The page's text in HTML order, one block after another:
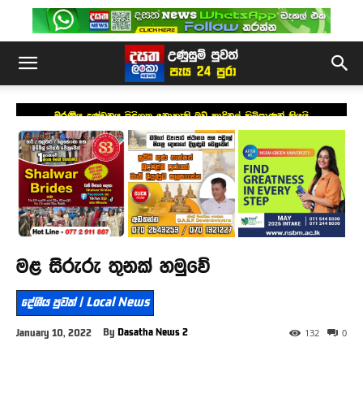
මරණීය දණ්ඩනය පිළිගත නොහැකි බව කාදිනල් හිමිපාණන් කියයි
මළ සිරුරු තුනක් හමුවේ
දේශීය පුවත් | Local News
January 10, 2022 By Dasatha News 2 0
132